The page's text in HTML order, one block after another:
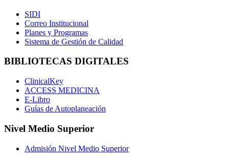
SIDI
Correo Institucional
Planes y Programas
Sistema de Gestión de Calidad
BIBLIOTECAS DIGITALES
ClinicalKey
ACCESS MEDICINA
E-Libro
Guías de Autoplaneación
Nivel Medio Superior
Admisión Nivel Medio Superior